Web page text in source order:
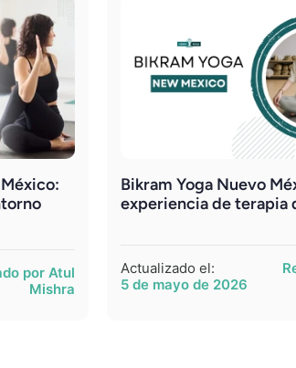
por Atul
Mishra
Bikram Yoga Nuevo
experiencia de terapia
Actualizado el:
5 de mayo de 2026